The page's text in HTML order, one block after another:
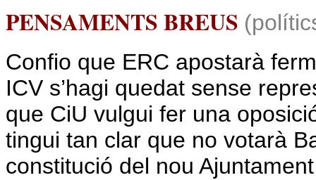
PENSAMENTS BREUS
Confio que ERC apostarà
ICV s’hagi quedat sense
que CiU vulgui fer una
tingui tan clar que no votarà
constitució del nou